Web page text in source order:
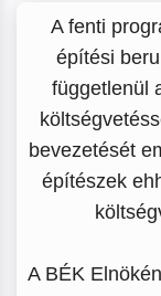
A fenti
építési
függetlenül
bevezetését
építészek
A BÉK